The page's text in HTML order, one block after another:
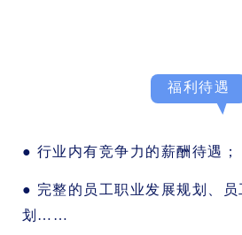
福利待遇
● 行业内有竞争力的薪酬待遇；
● 完整的员工职业发展规划、
划……